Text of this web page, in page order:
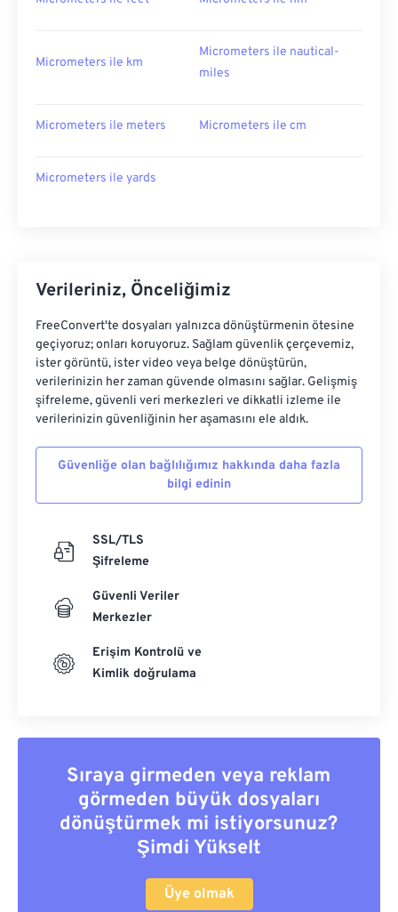
Micrometers ile km
Micrometers ile nautical-
miles
Micrometers ile meters Micrometers ile cm
Micrometers ile yards
Verileriniz, Önceliğimiz
FreeConvert'te dosyaları yalnızca dönüştürmenin ötesine
geçiyoruz; onları koruyoruz. Sağlam güvenlik çerçevemiz,
ister görüntü, ister video veya belge dönüştürün,
verilerinizin her zaman güvende olmasını sağlar. Gelişmiş
şifreleme, güvenli veri merkezleri ve dikkatli izleme ile
verilerinizin güvenliğinin her aşamasını ele aldık.
Güvenliğe olan bağlılığımız hakkında daha fazla
bilgi edinin
SSL/TLS
Şifreleme
Güvenli Veriler
Merkezler
Erişim Kontrolü ve
Kimlik doğrulama
Sıraya girmeden veya reklam
görmeden büyük dosyaları
dönüştürmek mi istiyorsunuz?
Şimdi Yükselt
Üye olmak